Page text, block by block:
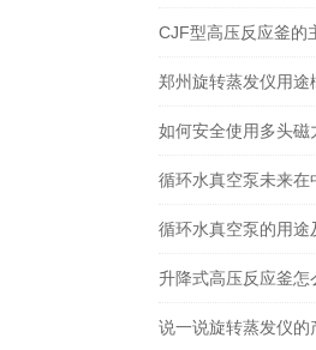
如何安全使用多头磁
循环水真空泵未来在
循环水真空泵的用途
说一说旋转蒸发仪的